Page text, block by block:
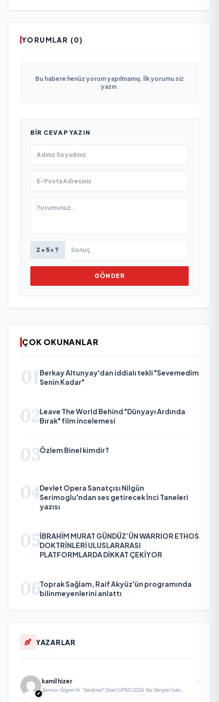
YORUMLAR (0)
Bu habere henüz yorum yapılmamış. İlk yorumu siz
yazın.
BIR CEVAP YAZIN
2 + 5 = ?
GÖNDER
ÇOK OKUNANLAR
01 Berkay Altunyay'dan iddialı tekli "Sevemedim
Senin Kadar"
02Leave The World Behind "Dünyayı Ardında
Bırak" film incelemesi
03Özlem Binel kimdir?
04Devlet Opera Sanatçısı Nilgün
Serimoglu'ndan ses getirecek İnci Taneleri
yazısı
05İBRAHİM MURAT GÜNDÜZ’ÜN WARRIOR ETHOS
DOKTRİNLERİ ULUSLARARASI
PLATFORMLARDA DİKKAT ÇEKİYOR
06Toprak Sağlam, Raif Akyüz'ün programında
bilinmeyenlerini anlattı
YAZARLAR
kamil hizer
Şennur Üzgen’in "Tekâmül" Eseri UPSD 2026 Yaz Sergisi’nde